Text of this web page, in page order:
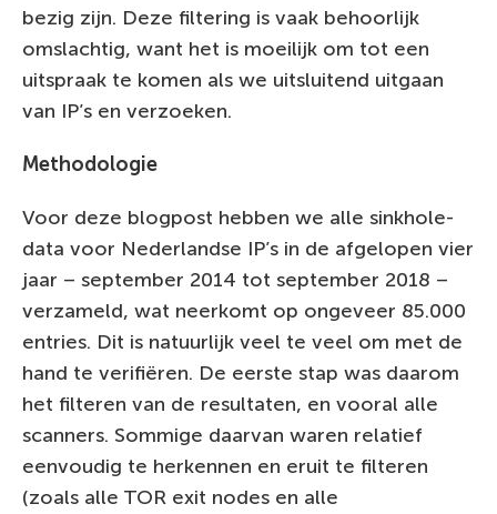
bezig zijn. Deze filtering is vaak behoorlijk
omslachtig, want het is moeilijk om tot een
uitspraak te komen als we uitsluitend uitgaan
van IP’s en verzoeken.
Methodologie
Voor deze blogpost hebben we alle sinkhole-
data voor Nederlandse IP’s in de afgelopen vier
jaar – september 2014 tot september 2018 –
verzameld, wat neerkomt op ongeveer 85.000
entries. Dit is natuurlijk veel te veel om met de
hand te verifiëren. De eerste stap was daarom
het filteren van de resultaten, en vooral alle
scanners. Sommige daarvan waren relatief
eenvoudig te herkennen en eruit te filteren
(zoals alle TOR exit nodes en alle